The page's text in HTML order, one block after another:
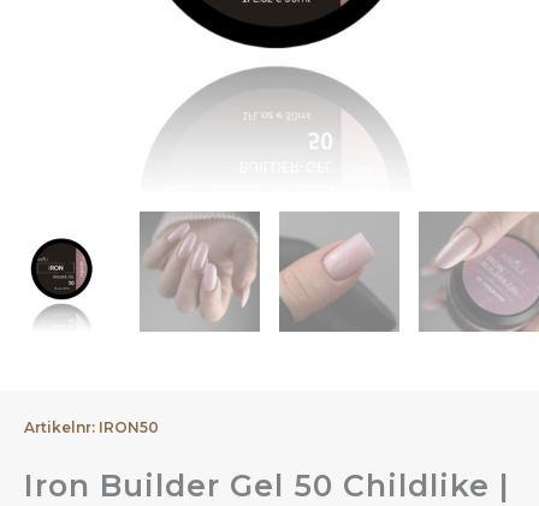
Artikelnr: IRON50
Iron Builder Gel 50 Childlike |